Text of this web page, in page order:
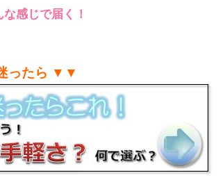
感じで届く！
ったら ▼▼